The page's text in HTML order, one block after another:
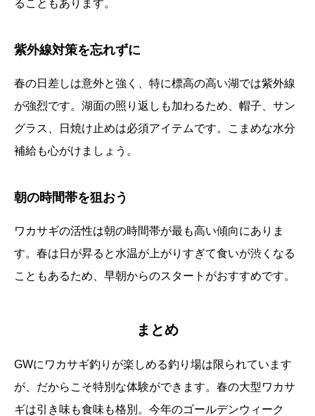
ることもあります。
紫外線対策を忘れずに
春の日差しは意外と強く、特に標高の高い湖では紫外線
が強烈です。湖面の照り返しも加わるため、帽子、サン
グラス、日焼け止めは必須アイテムです。こまめな水分
補給も心がけましょう。
朝の時間帯を狙おう
ワカサギの活性は朝の時間帯が最も高い傾向にありま
す。春は日が昇ると水温が上がりすぎて食いが渋くなる
こともあるため、早朝からのスタートがおすすめです。
まとめ
GWにワカサギ釣りが楽しめる釣り場は限られています
が、だからこそ特別な体験ができます。春の大型ワカサ
ギは引き味も食味も格別。今年のゴールデンウィーク